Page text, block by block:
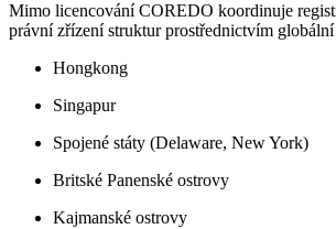
Mimo licencování COREDO koordinuje
právní zřízení struktur prostřednictvím
Hongkong
Singapur
Spojené státy (Delaware, New York)
Britské Panenské ostrovy
Kajmanské ostrovy